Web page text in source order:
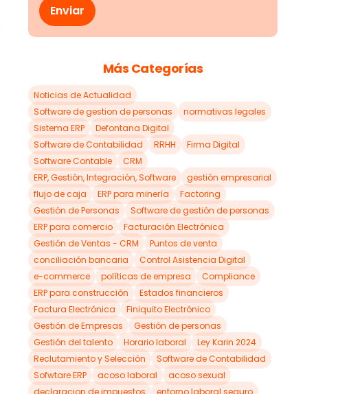
Más Categorías
Noticias de Actualidad
Software de gestion de personas
normativas legales
Sistema ERP
Defontana Digital
Software de Contabilidad
RRHH
Firma Digital
Software Contable
CRM
ERP, Gestión, Integración, Software
gestión empresarial
flujo de caja
ERP para minería
Factoring
Gestión de Personas
Software de gestión de personas
ERP para comercio
Facturación Electrónica
Gestión de Ventas - CRM
Puntos de venta
conciliación bancaria
Control Asistencia Digital
e-commerce
políticas de empresa
Compliance
ERP para construcción
Estados financieros
Factura Electrónica
Finiquito Electrónico
Gestión de Empresas
Gestión de personas
Gestión del talento
Horario laboral
Ley Karin 2024
Reclutamiento y Selección
Software de Contabilidad
Sofwtare ERP
acoso laboral
acoso sexual
declaracion de impuestos
entorno laboral seguro